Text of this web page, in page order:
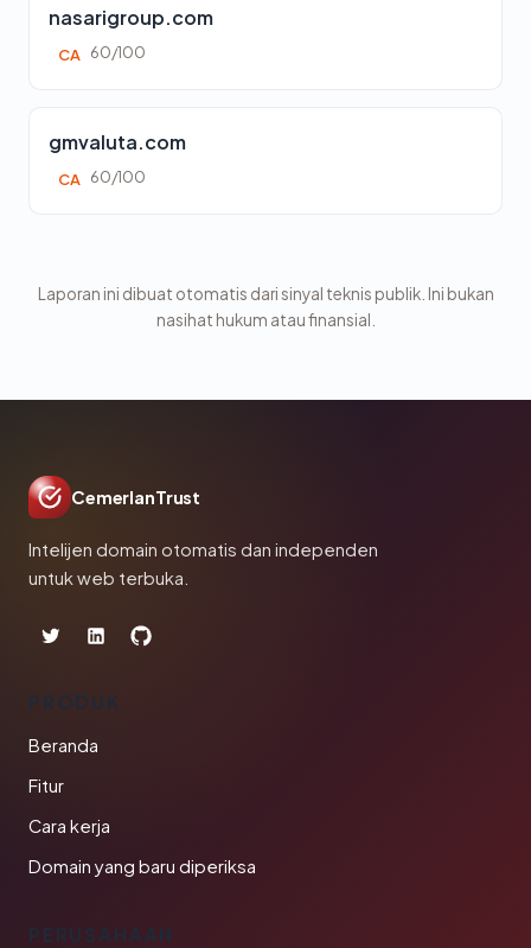
nasarigroup.com
CA 60/100
gmvaluta.com
CA 60/100
Laporan ini dibuat otomatis dari sinyal teknis publik. Ini bukan
nasihat hukum atau finansial.
CemerlanTrust
Intelijen domain otomatis dan independen
untuk web terbuka.
PRODUK
Beranda
Fitur
Cara kerja
Domain yang baru diperiksa
PERUSAHAAN